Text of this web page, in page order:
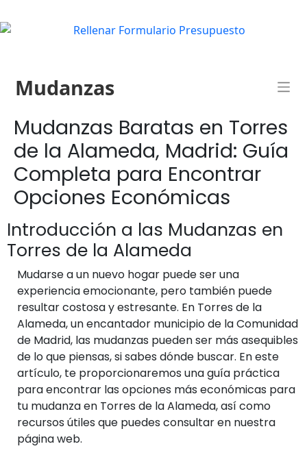
Mudanzas
Mudanzas Baratas en Torres
de la Alameda, Madrid: Guía
Completa para Encontrar
Opciones Económicas
Introducción a las Mudanzas en
Torres de la Alameda
Mudarse a un nuevo hogar puede ser una
experiencia emocionante, pero también puede
resultar costosa y estresante. En Torres de la
Alameda, un encantador municipio de la Comunidad
de Madrid, las mudanzas pueden ser más asequibles
de lo que piensas, si sabes dónde buscar. En este
artículo, te proporcionaremos una guía práctica
para encontrar las opciones más económicas para
tu mudanza en Torres de la Alameda, así como
recursos útiles que puedes consultar en nuestra
página web.